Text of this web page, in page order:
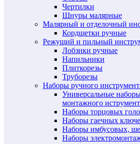
Чертилки
Шнуры малярные
Малярный и отделочный
Кордщетки ручные
Режущий и пильный
Лобзики ручные
Напильники
Плиткорезы
Труборезы
Наборы ручного
Универсальные
монтажного
Наборы торцовых
Наборы гаечных
Наборы имбусовых,
Наборы